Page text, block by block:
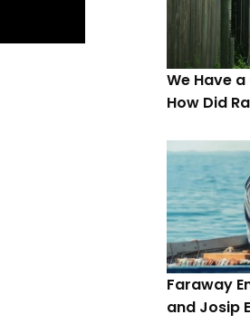
We Have
How Did
Faraway
and Josip